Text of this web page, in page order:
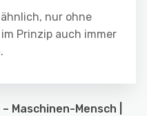
nur ohne
Prinzip auch immer
Maschinen-Mensch |